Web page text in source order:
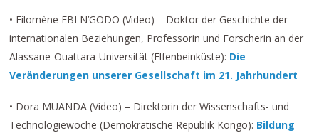
• Filomène EBI N’GODO (Video) – Doktor der Geschichte der
internationalen Beziehungen, Professorin und Forscherin an der
Alassane-Ouattara-Universität (Elfenbeinküste): Die
Veränderungen unserer Gesellschaft im 21. Jahrhundert
• Dora MUANDA (Video) – Direktorin der Wissenschafts- und
Technologiewoche (Demokratische Republik Kongo): Bildung